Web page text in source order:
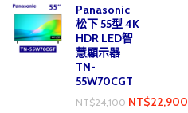
Panasonic
松下 55型 4K
HDR LED智
慧顯示器
TN-
55W70CGT
NT$24,100 NT$22,900